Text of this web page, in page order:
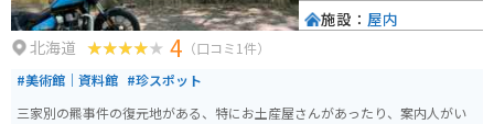
北海道 4 （口コミ1件）
#美術館｜資料館 #珍スポット
三家別の羆事件の復元地がある、特にお土産屋さんがあったり、案内人がい
施設： 屋内